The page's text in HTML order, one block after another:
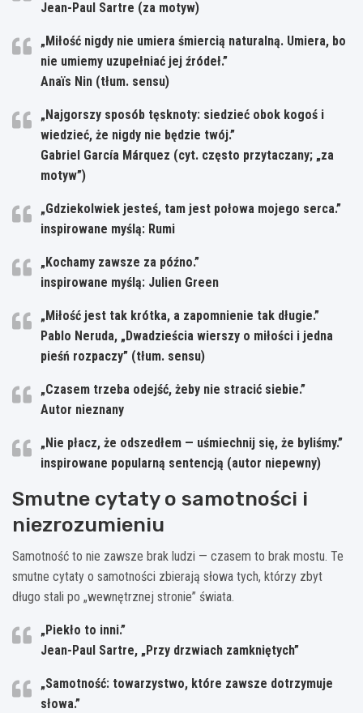
Jean-Paul Sartre (za motyw)
„Miłość nigdy nie umiera śmiercią naturalną. Umiera, bo
nie umiemy uzupełniać jej źródeł.”
Anaïs Nin (tłum. sensu)
„Najgorszy sposób tęsknoty: siedzieć obok kogoś i
wiedzieć, że nigdy nie będzie twój.”
Gabriel García Márquez (cyt. często przytaczany; „za
motyw”)
„Gdziekolwiek jesteś, tam jest połowa mojego serca.”
inspirowane myślą: Rumi
„Kochamy zawsze za późno.”
inspirowane myślą: Julien Green
„Miłość jest tak krótka, a zapomnienie tak długie.”
Pablo Neruda, „Dwadzieścia wierszy o miłości i jedna
pieśń rozpaczy” (tłum. sensu)
„Czasem trzeba odejść, żeby nie stracić siebie.”
Autor nieznany
„Nie płacz, że odszedłem — uśmiechnij się, że byliśmy.”
inspirowane popularną sentencją (autor niepewny)
Smutne cytaty o samotności i
niezrozumieniu
Samotność to nie zawsze brak ludzi — czasem to brak mostu. Te
smutne cytaty o samotności zbierają słowa tych, którzy zbyt
długo stali po „wewnętrznej stronie” świata.
„Piekło to inni.”
Jean-Paul Sartre, „Przy drzwiach zamkniętych”
„Samotność: towarzystwo, które zawsze dotrzymuje
słowa.”